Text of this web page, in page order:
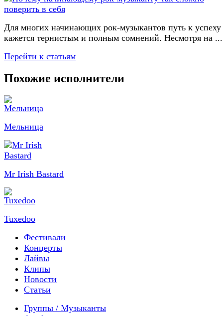
Для многих начинающих рок-музыкантов путь к успеху
кажется тернистым и полным сомнений. Несмотря на ...
Перейти к статьям
Похожие исполнители
Мельница
Mr Irish Bastard
Tuxedoo
Фестивали
Концерты
Лайвы
Клипы
Новости
Статьи
Группы / Музыканты